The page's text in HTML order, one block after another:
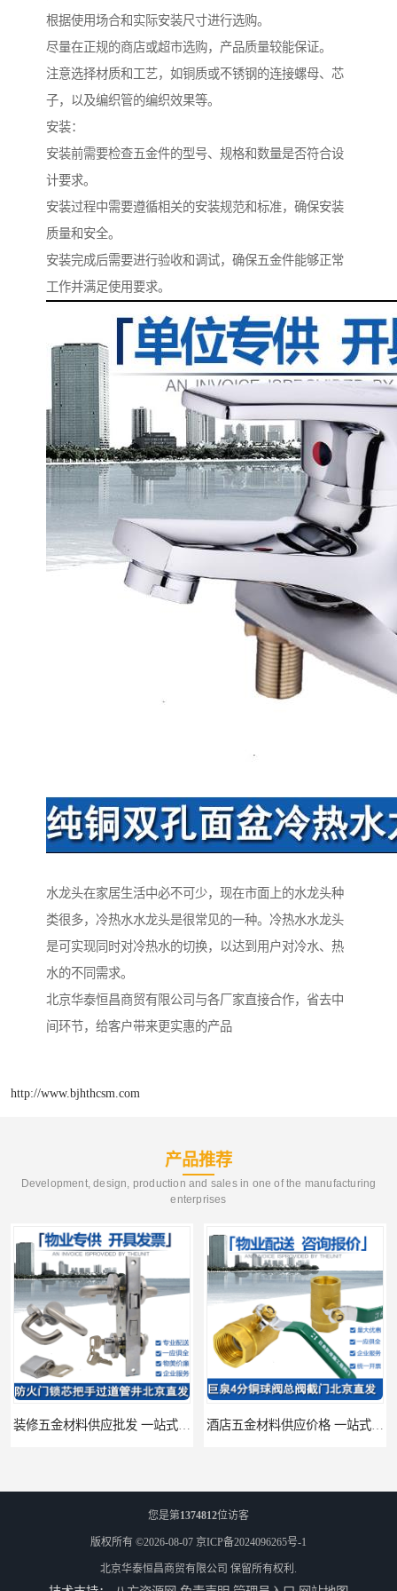
根据使用场合和实际安装尺寸进行选购。
尽量在正规的商店或超市选购，产品质量较能保证。
注意选择材质和工艺，如铜质或不锈钢的连接螺母、芯
子，以及编织管的编织效果等。
安装：
安装前需要检查五金件的型号、规格和数量是否符合设
计要求。
安装过程中需要遵循相关的安装规范和标准，确保安装
质量和安全。
安装完成后需要进行验收和调试，确保五金件能够正常
工作并满足使用要求。
水龙头在家居生活中必不可少，现在市面上的水龙头种
类很多，冷热水水龙头是很常见的一种。冷热水水龙头
是可实现同时对冷热水的切换，以达到用户对冷水、热
水的不同需求。
北京华泰恒昌商贸有限公司与各厂家直接合作，省去中
间环节，给客户带来更实惠的产品
http://www.bjhthcsm.com
产品推荐
Development, design, production and sales in one of the manufacturing
enterprises
您是第1374812位访客
版权所有 ©2026-08-07 京ICP备2024096265号-1
北京华泰恒昌商贸有限公司 保留所有权利.